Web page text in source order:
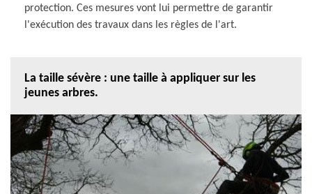
protection. Ces mesures vont lui permettre de garantir
l'exécution des travaux dans les règles de l'art.
La taille sévère : une taille à appliquer sur les
jeunes arbres.